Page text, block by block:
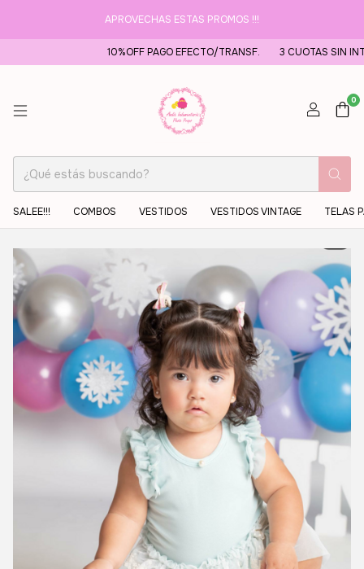
APROVECHAS ESTAS PROMOS !!!
10%OFF PAGO EFECTO/TRANSF. 3 CUOTAS SIN INTERES EN COMPRAS
0
SALEE!!! COMBOS VESTIDOS VESTIDOS VINTAGE TELAS